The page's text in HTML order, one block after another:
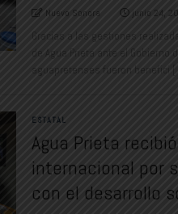
Nuevo Sonora junio 24,
Gracias a las gestiones
de Agua Prieta ante el Gobierno
aguapretenses fueron benefici
ESTATAL
Agua Prieta
internacional por
con el desarrollo